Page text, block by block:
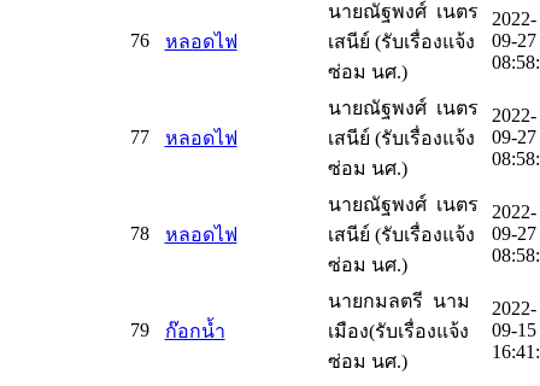
76 หลอดไฟ
นายณัฐพงศ์ เนตร
เสนีย์ (รับเรื่องแจ้ง
ซ่อม นศ.)
2022-
09-27
77 หลอดไฟ
นายณัฐพงศ์ เนตร
เสนีย์ (รับเรื่องแจ้ง
ซ่อม นศ.)
2022-
09-27
78 หลอดไฟ
นายณัฐพงศ์ เนตร
เสนีย์ (รับเรื่องแจ้ง
ซ่อม นศ.)
2022-
09-27
79 ก๊อกน้ำ
นายกมลตรี นาม
เมือง(รับเรื่องแจ้ง
ซ่อม นศ.)
2022-
09-15